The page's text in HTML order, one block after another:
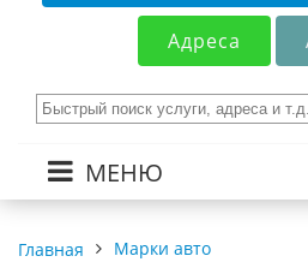
Адреса
МЕНЮ
Главная
Марки авто